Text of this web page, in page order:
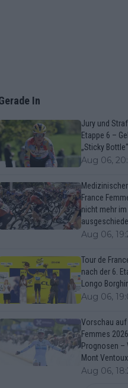
In
Jury und
Etappe 6 –
„Sticky Bottle“
Aug 06,
France
nicht mehr
Aug 06,
Tour de
nach der 6.
Longo
Aug 06,
Vorschau auf
Femmes
Prognosen –
Mont
Aug 06,